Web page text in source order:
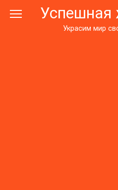
Украсим мир